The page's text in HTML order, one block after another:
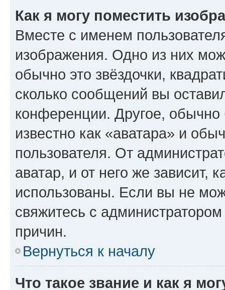
Как я могу поместить
Вместе с именем
изображения. Одно из них
обычно это звёздочки,
сколько сообщений вы
конференции. Другое,
известно как «аватара» и
пользователя. От
аватар, и от него же зависит,
использованы. Если вы не
свяжитесь с
причин.
Вернуться к началу
Что такое звание и как я